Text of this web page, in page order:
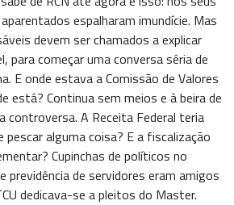
espalharam imundície. Mas
devem ser chamados a explicar
para começar uma conversa séria de
E onde estava a Comissão de Valores
está? Continua sem meios e à beira de
controversa. A Receita Federal teria
alguma coisa? E a fiscalização
Cupinchas de políticos no
previdência de servidores eram amigos
dedicava-se a pleitos do Master.